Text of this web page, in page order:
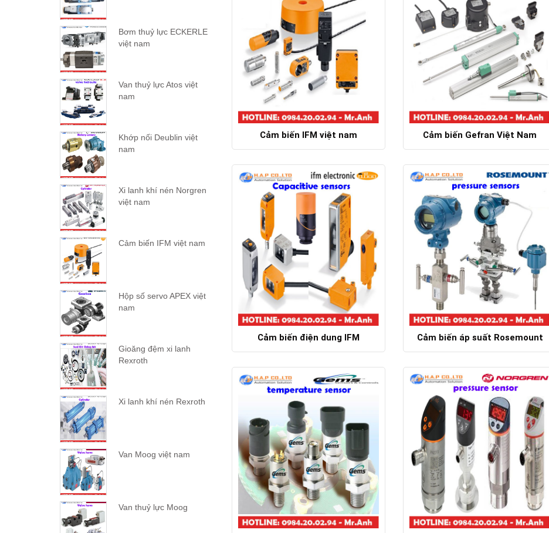
Cảm biến IFM việt nam
Chi tiết
Cảm biến Gefran Việt Nam
Chi tiết
Cảm biến điện dung IFM
Chi tiết
Cảm biến áp suất Rosemount
Chi tiết
Bơm thuỷ lực ECKERLE
việt nam
Van thuỷ lực Atos việt
nam
Khớp nối Deublin việt
nam
Xi lanh khí nén Norgren
việt nam
Cảm biến IFM việt nam
Hộp số servo APEX việt
nam
Gioăng đệm xi lanh
Rexroth
Xi lanh khí nén Rexroth
Van Moog việt nam
Van thuỷ lực Moog